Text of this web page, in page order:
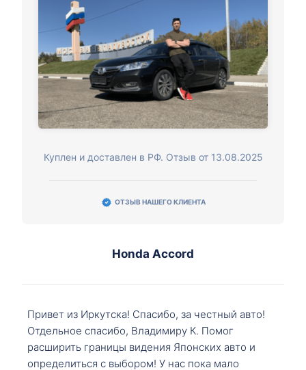
Куплен и доставлен в РФ. Отзыв от 13.08.2025
ОТЗЫВ НАШЕГО КЛИЕНТА
Honda Accord
Привет из Иркутска! Спасибо, за честный авто!
Отдельное спасибо, Владимиру К. Помог
расширить границы видения Японских авто и
определиться с выбором! У нас пока мало